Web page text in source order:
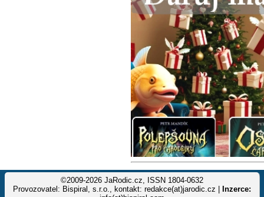
©2009-2026 JaRodic.cz, ISSN 1804-0632
Provozovatel: Bispiral, s.r.o., kontakt: redakce(at)jarodic.cz |
Inzerce: